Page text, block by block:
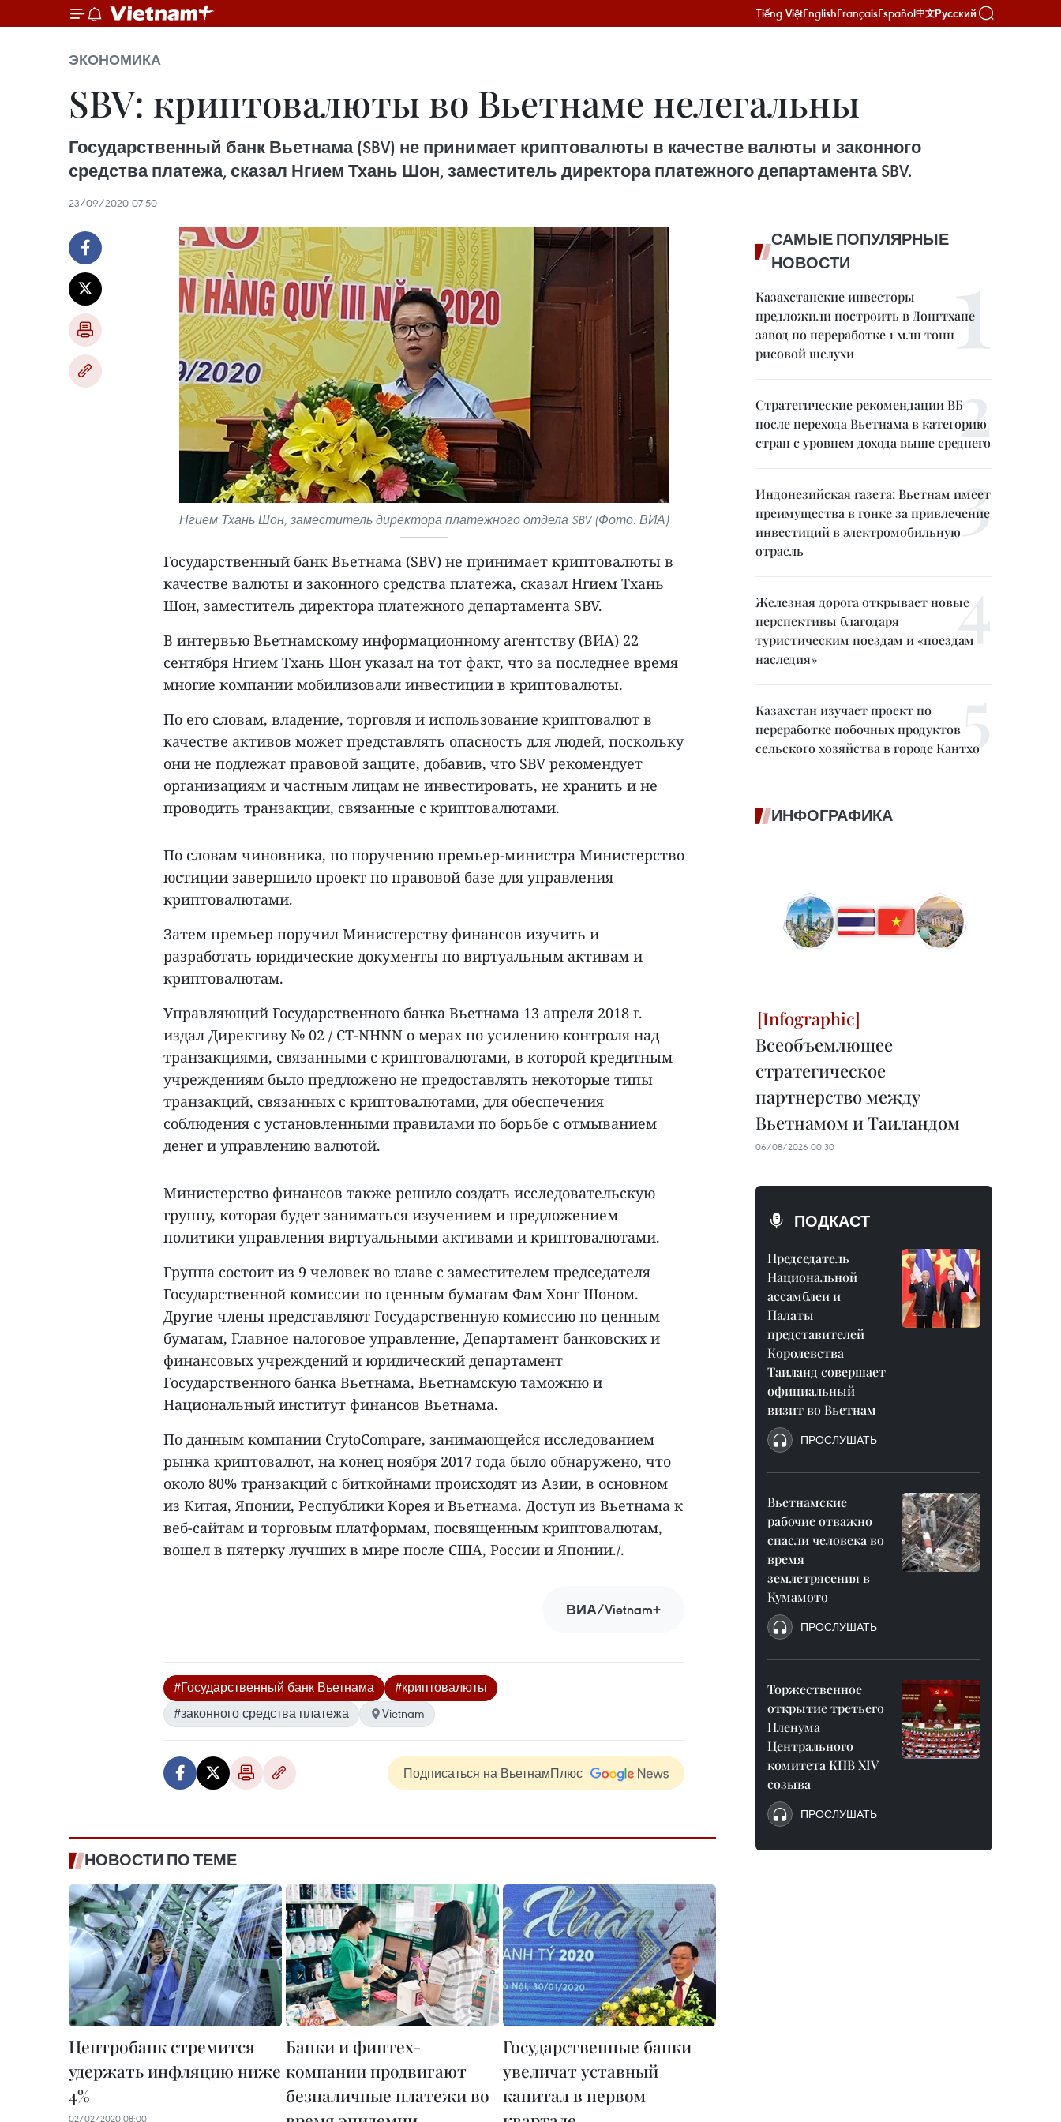
Tiếng ViệtEnglishFrançaisEspañol中文Русский
ЭКОНОМИКА
SBV: криптовалюты во Вьетнаме нелегальны
Государственный банк Вьетнама (SBV) не принимает криптовалюты в качестве валюты и законного
средства платежа, сказал Нгием Тхань Шон, заместитель директора платежного департамента SBV.
23/09/2020 07:50
Нгием Тхань Шон, заместитель директора платежного отдела SBV (Фото: ВИА)
Государственный банк Вьетнама (SBV) не принимает криптовалюты в
качестве валюты и законного средства платежа, сказал Нгием Тхань
Шон, заместитель директора платежного департамента SBV.
В интервью Вьетнамскому информационному агентству (ВИА) 22
сентября Нгием Тхань Шон указал на тот факт, что за последнее время
многие компании мобилизовали инвестиции в криптовалюты.
По его словам, владение, торговля и использование криптовалют в
качестве активов может представлять опасность для людей, поскольку
они не подлежат правовой защите, добавив, что SBV рекомендует
организациям и частным лицам не инвестировать, не хранить и не
проводить транзакции, связанные с криптовалютами.
По словам чиновника, по поручению премьер-министра Министерство
юстиции завершило проект по правовой базе для управления
криптовалютами.
Затем премьер поручил Министерству финансов изучить и
разработать юридические документы по виртуальным активам и
криптовалютам.
Управляющий Государственного банка Вьетнама 13 апреля 2018 г.
издал Директиву № 02 / CT-NHNN о мерах по усилению контроля над
транзакциями, связанными с криптовалютами, в которой кредитным
учреждениям было предложено не предоставлять некоторые типы
транзакций, связанных с криптовалютами, для обеспечения
соблюдения с установленными правилами по борьбе с отмыванием
денег и управлению валютой.
Министерство финансов также решило создать исследовательскую
группу, которая будет заниматься изучением и предложением
политики управления виртуальными активами и криптовалютами.
Группа состоит из 9 человек во главе с заместителем председателя
Государственной комиссии по ценным бумагам Фам Хонг Шоном.
Другие члены представляют Государственную комиссию по ценным
бумагам, Главное налоговое управление, Департамент банковских и
финансовых учреждений и юридический департамент
Государственного банка Вьетнама, Вьетнамскую таможню и
Национальный институт финансов Вьетнама.
По данным компании CrytoCompare, занимающейся исследованием
рынка криптовалют, на конец ноября 2017 года было обнаружено, что
около 80% транзакций с биткойнами происходят из Азии, в основном
из Китая, Японии, Республики Корея и Вьетнама. Доступ из Вьетнама к
веб-сайтам и торговым платформам, посвященным криптовалютам,
вошел в пятерку лучших в мире после США, России и Японии./.
ВИА/Vietnam+
#Государственный банк Вьетнама
#криптовалюты
#законного средства платежа
Vietnam
Подписаться на ВьетнамПлюс
НОВОСТИ ПО ТЕМЕ
Центробанк стремится
удержать инфляцию ниже
4%
02/02/2020 08:00
Банки и финтех-
компании продвигают
безналичные платежи во
Государственные банки
увеличат уставный
капитал в первом
САМЫЕ ПОПУЛЯРНЫЕ
НОВОСТИ
Казахстанские инвесторы
предложили построить в Донгтхапе
завод по переработке 1 млн тонн
рисовой шелухи
Стратегические рекомендации ВБ
после перехода Вьетнама в категорию
стран с уровнем дохода выше среднего
Индонезийская газета: Вьетнам имеет
преимущества в гонке за привлечение
инвестиций в электромобильную
отрасль
Железная дорога открывает новые
перспективы благодаря
туристическим поездам и «поездам
наследия»
Казахстан изучает проект по
переработке побочных продуктов
сельского хозяйства в городе Кантхо
ИНФОГРАФИКА
Всеобъемлющее
стратегическое
партнерство между
Вьетнамом и Таиландом
06/08/2026 00:30
ПОДКАСТ
Председатель
Национальной
ассамблеи и
Палаты
представителей
Королевства
Таиланд совершает
официальный
визит во Вьетнам
ПРОСЛУШАТЬ
Вьетнамские
рабочие отважно
спасли человека во
время
землетрясения в
Кумамото
ПРОСЛУШАТЬ
Торжественное
открытие третьего
Пленума
Центрального
комитета КПВ XIV
созыва
ПРОСЛУШАТЬ